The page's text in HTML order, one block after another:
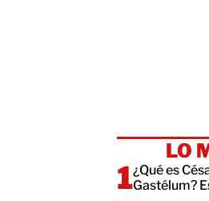
LO
¿Qué es
Gastélum?